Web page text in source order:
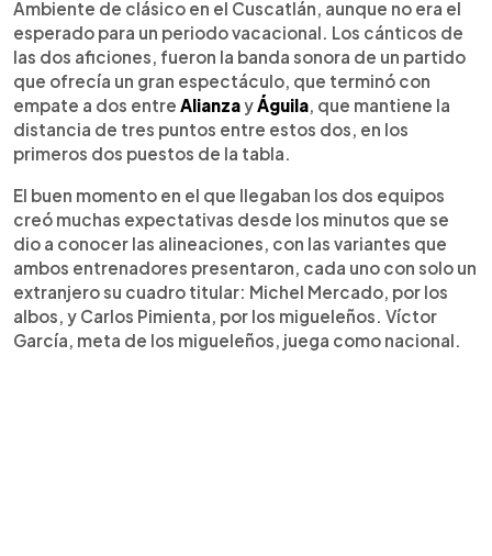
Escuchar artículo
Ambiente de clásico en el Cuscatlán, aunque no era el
esperado para un periodo vacacional. Los cánticos de
las dos aficiones, fueron la banda sonora de un partido
que ofrecía un gran espectáculo, que terminó con
empate a dos entre AlianzayÁguila, que mantiene la
distancia de tres puntos entre estos dos, en los
primeros dos puestos de la tabla.
El buen momento en el que llegaban los dos equipos
creó muchas expectativas desde los minutos que se
dio a conocer las alineaciones, con las variantes que
ambos entrenadores presentaron, cada uno con solo un
extranjero su cuadro titular: Michel Mercado, por los
albos, y Carlos Pimienta, por los migueleños. Víctor
García, meta de los migueleños, juega como nacional.